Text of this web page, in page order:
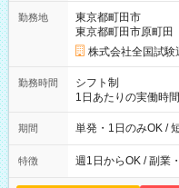
例】 ・河合塾模擬
×8時間＝日収
円の場合あり ・国
円（役割手当＋100円
間】試用期間なし
勤務地
東京都町田市
東京都町田市原町田
株式会社全国試験
勤務時間
シフト制
1日あたりの実働時
間は 試験により異
期間 単発・1日のみOK /
特徴 週1日からOK / 副業